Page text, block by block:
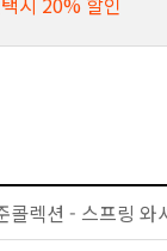
렉션 - 스프링 와